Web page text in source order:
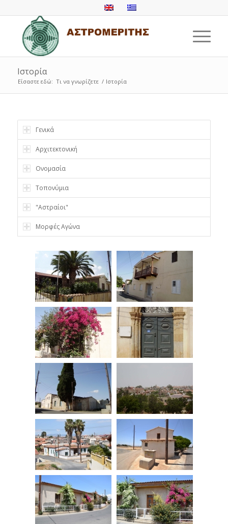
Ιστορία
Είσαστε εδώ: Τι να γνωρίζετε / Ιστορία
Γενικά
Αρχιτεκτονική
Ονομασία
Τοπονύμια
"Αστραίοι"
Μορφές Αγώνα